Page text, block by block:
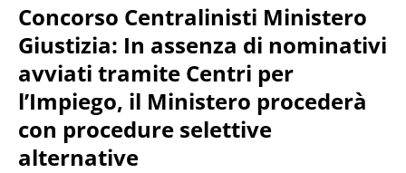
Concorso Centralinisti Ministero
Giustizia: In assenza di nominativi
avviati tramite Centri per
l’Impiego, il Ministero procederà
con procedure selettive
alternative